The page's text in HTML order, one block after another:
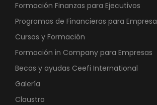
Formación Finanzas para Ejecutivos
Programas de Financieras para
Cursos y Formación
Formación in Company para Empresas
Becas y ayudas Ceefi International
Galería
Claustro